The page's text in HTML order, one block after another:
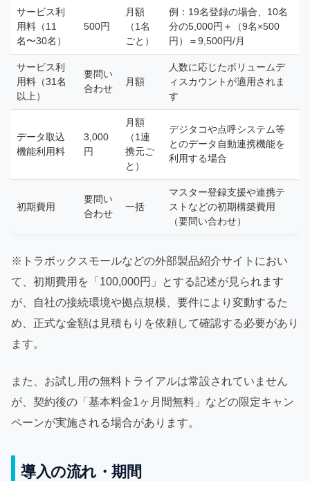
サービス利
用料（11
名〜30名）
500円
月額
（1名
ごと）
例：19名登録の場合、10名
分の5,000円＋（9名×500
円）＝9,500円/月
サービス利
用料（31名
以上）
要問い
合わせ
月額
人数に応じたボリュームデ
ィスカウントが適用されま
す
データ取込
機能利用料
3,000
円
月額
（1連
携元ご
と）
デジタコや点呼システム等
とのデータ自動連携機能を
利用する場合
初期費用
要問い
合わせ
一括
マスター登録支援や連携テ
ストなどの初期構築費用
（要問い合わせ）
※トラボックスモールなどの外部製品紹介サイトにおい
て、初期費用を「100,000円」とする記述が見られます
が、自社の接続環境や拠点規模、要件により変動するた
め、正式な金額は見積もりを依頼して確認する必要があり
ます。
また、お試し用の無料トライアルは常設されていません
が、契約後の「基本料金1ヶ月間無料」などの限定キャン
ペーンが実施される場合があります。
導入の流れ・期間